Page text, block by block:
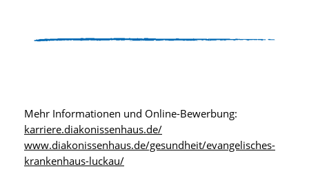
Mehr Informationen und Online-Bewerbung:
karriere.diakonissenhaus.de/
www.diakonissenhaus.de/gesundheit/evangelisches-
krankenhaus-luckau/